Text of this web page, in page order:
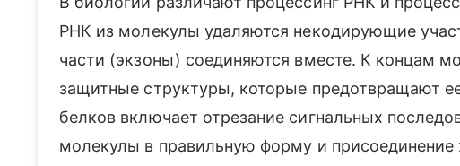
РНК из молекулы удаляются некодирующие
части (экзоны) соединяются вместе. К концам
защитные структуры, которые предотвращают
белков включает отрезание сигнальных
молекулы в правильную форму и присоединение